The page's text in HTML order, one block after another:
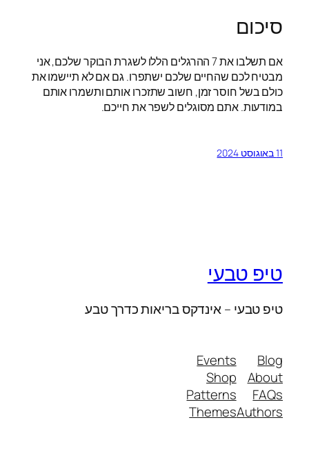
סיכום
אם תשלבו את 7 ההרגלים הללו לשגרת הבוקר שלכם, אני
מבטיח לכם שהחיים שלכם ישתפרו. גם אם לא תיישמו את
כולם בשל חוסר זמן, חשוב שתזכרו אותם ותשמרו אותם
במודעות. אתם מסוגלים לשפר את חייכם.
11 באוגוסט 2024
טיפ טבעי
טיפ טבעי – אינדקס בריאות כדרך טבע
Blog
About
FAQs
Authors
Events
Shop
Patterns
Themes